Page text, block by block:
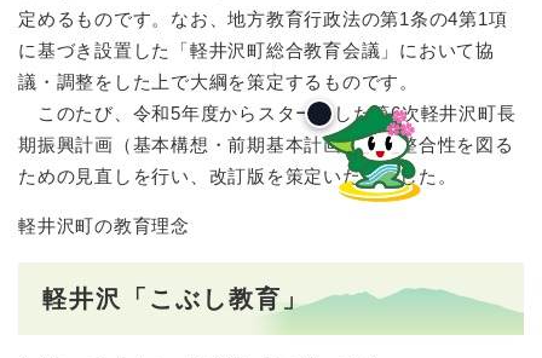
定めるものです。なお、地方教育行政法の第1条の4第1項
に基づき設置した「軽井沢町総合教育会議」において協
議・調整をした上で大綱を策定するものです。
このたび、令和5年度からスタートした第6次軽井沢町長
期振興計画（基本構想・前期基本計画）との整合性を図る
ための見直しを行い、改訂版を策定いたしました。
軽井沢町の教育理念
軽井沢「こぶし教育」